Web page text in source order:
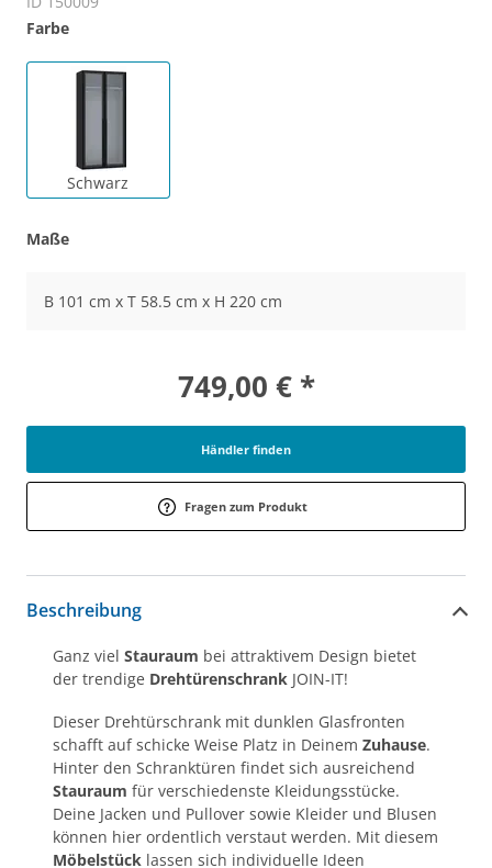
Farbe
Schwarz
Maße
B 101 cm x T 58.5 cm x H 220 cm
749,00 € *
Händler finden
Fragen zum Produkt
Beschreibung
Ganz viel Stauraum bei attraktivem Design bietet
der trendige Drehtürenschrank JOIN-IT!
Dieser Drehtürschrank mit dunklen Glasfronten
schafft auf schicke Weise Platz in Deinem Zuhause.
Hinter den Schranktüren findet sich ausreichend
Stauraum für verschiedenste Kleidungsstücke.
Deine Jacken und Pullover sowie Kleider und Blusen
können hier ordentlich verstaut werden. Mit diesem
Möbelstück lassen sich individuelle Ideen